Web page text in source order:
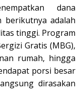
dana
berikutnya adalah
tinggi. Program
Gratis (MBG),
rumah, hingga
porsi besar
dirasakan